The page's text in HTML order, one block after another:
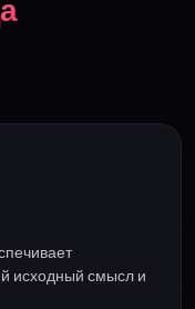
исходный смысл и